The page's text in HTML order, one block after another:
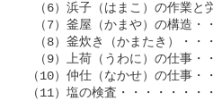
（6）浜子（はまこ）の作業と
（7）釜屋（かまや）の構造・
（8）釜炊き（かまたき）・・
（9）上荷（うわに）の仕事・
（10）仲仕（なかせ）の仕事
（11）塩の検査・・・・・・